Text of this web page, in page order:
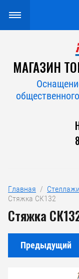
МАГАЗИН
Главная
  /
Стеллажи
Стяжка СК132
Стяжка
Предыдущий